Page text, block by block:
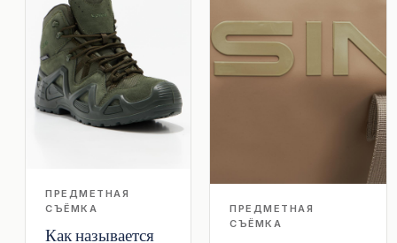
ПРЕДМЕТНАЯ
СЪЁМКА
Как называется
ПРЕДМЕТНАЯ
СЪЁМКА